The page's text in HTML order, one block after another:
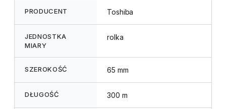
PRODUCENT Toshiba
JEDNOSTKA
MIARY
rolka
SZEROKOŚĆ 65 mm
DŁUGOŚĆ 300 m